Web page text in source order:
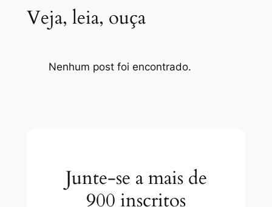
Veja, leia, ouça
Nenhum post foi encontrado.
Junte-se a mais de
900 inscritos